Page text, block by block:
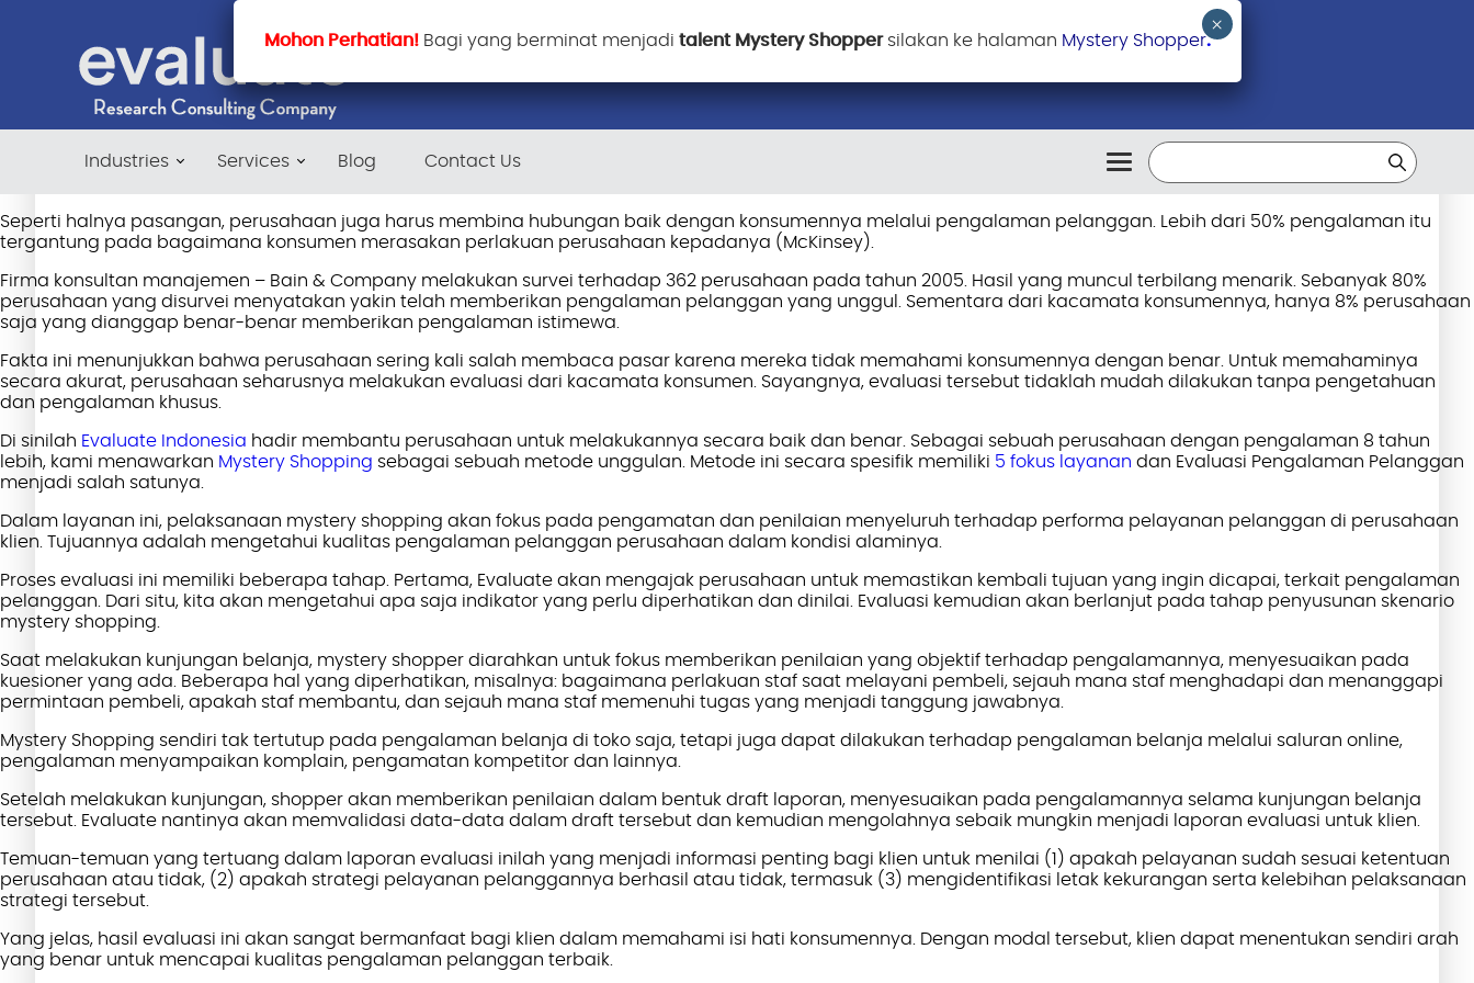
Industries Services Blog Contact Us
Seperti halnya pasangan, perusahaan juga harus membina hubungan baik dengan konsumennya melalui pengalaman pelanggan. Lebih dari 50% pengalaman itu
tergantung pada bagaimana konsumen merasakan perlakuan perusahaan kepadanya (McKinsey).
Firma konsultan manajemen – Bain & Company melakukan survei terhadap 362 perusahaan pada tahun 2005. Hasil yang muncul terbilang menarik. Sebanyak 80%
perusahaan yang disurvei menyatakan yakin telah memberikan pengalaman pelanggan yang unggul. Sementara dari kacamata konsumennya, hanya 8% perusahaan
saja yang dianggap benar-benar memberikan pengalaman istimewa.
Fakta ini menunjukkan bahwa perusahaan sering kali salah membaca pasar karena mereka tidak memahami konsumennya dengan benar. Untuk memahaminya
secara akurat, perusahaan seharusnya melakukan evaluasi dari kacamata konsumen. Sayangnya, evaluasi tersebut tidaklah mudah dilakukan tanpa pengetahuan
dan pengalaman khusus.
Di sinilah Evaluate Indonesia hadir membantu perusahaan untuk melakukannya secara baik dan benar. Sebagai sebuah perusahaan dengan pengalaman 8 tahun
lebih, kami menawarkan Mystery Shopping sebagai sebuah metode unggulan. Metode ini secara spesifik memiliki 5 fokus layanan dan Evaluasi Pengalaman Pelanggan
menjadi salah satunya.
Dalam layanan ini, pelaksanaan mystery shopping akan fokus pada pengamatan dan penilaian menyeluruh terhadap performa pelayanan pelanggan di perusahaan
klien. Tujuannya adalah mengetahui kualitas pengalaman pelanggan perusahaan dalam kondisi alaminya.
Proses evaluasi ini memiliki beberapa tahap. Pertama, Evaluate akan mengajak perusahaan untuk memastikan kembali tujuan yang ingin dicapai, terkait pengalaman
pelanggan. Dari situ, kita akan mengetahui apa saja indikator yang perlu diperhatikan dan dinilai. Evaluasi kemudian akan berlanjut pada tahap penyusunan skenario
mystery shopping
Saat melakukan kunjungan belanja, mystery shopper diarahkan untuk fokus memberikan penilaian yang objektif terhadap pengalamannya, menyesuaikan pada
kuesioner yang ada. Beberapa hal yang diperhatikan, misalnya: bagaimana perlakuan staf saat melayani pembeli, sejauh mana staf menghadapi dan menanggapi
permintaan pembeli, apakah staf membantu, dan sejauh mana staf memenuhi tugas yang menjadi tanggung jawabnya.
Mystery Shopping sendiri tak tertutup pada pengalaman belanja di toko saja, tetapi juga dapat dilakukan terhadap pengalaman belanja melalui saluran online,
pengalaman menyampaikan komplain, pengamatan kompetitor dan lainnya.
Setelah melakukan kunjungan, shopper akan memberikan penilaian dalam bentuk draft laporan, menyesuaikan pada pengalamannya selama kunjungan belanja
tersebut. Evaluate nantinya akan memvalidasi data-data dalam draft tersebut dan kemudian mengolahnya sebaik mungkin menjadi laporan evaluasi untuk klien.
Temuan-temuan yang tertuang dalam laporan evaluasi inilah yang menjadi informasi penting bagi klien untuk menilai (1) apakah pelayanan sudah sesuai ketentuan
perusahaan atau tidak, (2) apakah strategi pelayanan pelanggannya berhasil atau tidak, termasuk (3) mengidentifikasi letak kekurangan serta kelebihan pelaksanaan
strategi tersebut.
Yang jelas, hasil evaluasi ini akan sangat bermanfaat bagi klien dalam memahami isi hati konsumennya. Dengan modal tersebut, klien dapat menentukan sendiri arah
yang benar untuk mencapai kualitas pengalaman pelanggan terbaik.
Mohon Perhatian!Bagi yang berminat menjadi talent Mystery Shoppersilakan ke halaman Mystery Shopper.